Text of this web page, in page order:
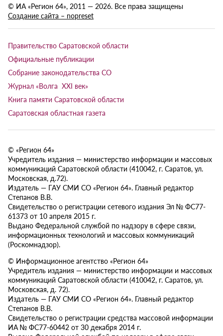
© ИА «Регион 64», 2011 — 2026. Все права защищены
Создание сайта – nopreset
Правительство Саратовской области
Официальные публикации
Собрание законодательства СО
Журнал «Волга XXI век»
Книга памяти Саратовской области
Саратовская областная газета
© «Регион 64»
Учредитель издания — министерство информации и массовых
коммуникаций Саратовской области (410042, г. Саратов, ул.
Московская, д.72).
Издатель — ГАУ СМИ СО «Регион 64». Главный редактор
Степанов В.В.
Свидетельство о регистрации сетевого издания Эл № ФС77-
61373 от 10 апреля 2015 г.
Выдано Федеральной службой по надзору в сфере связи,
информационных технологий и массовых коммуникаций
(Роскомнадзор).
© Информационное агентство «Регион 64»
Учредитель издания — министерство информации и массовых
коммуникаций Саратовской области (410042, г. Саратов, ул.
Московская, д. 72).
Издатель — ГАУ СМИ СО «Регион 64». Главный редактор
Степанов В.В.
Свидетельство о регистрации средства массовой информации
ИА № ФС77-60442 от 30 декабря 2014 г.